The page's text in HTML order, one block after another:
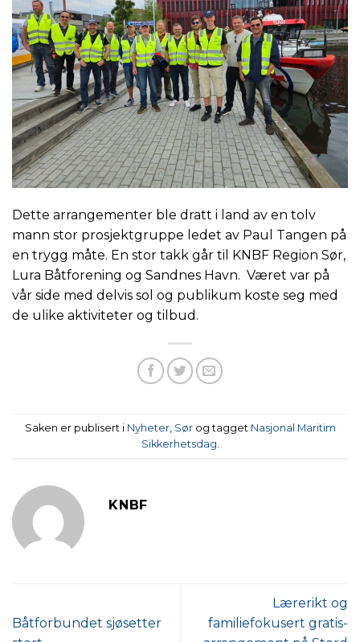
Dette arrangementer ble dratt i land av en tolv
mann stor prosjektgruppe ledet av Paul Tangen på
en trygg måte. En stor takk går til KNBF Region Sør,
Lura Båtforening og Sandnes Havn. Været var på
vår side med delvis sol og publikum koste seg med
de ulike aktiviteter og tilbud.
Saken er publisert i Nyheter, Sørog tagget Nasjonal Maritim
Sikkerhetsdag
KNBF
Båtforbundet sjøsetter
Lærerikt og
familiefokusert gratis-